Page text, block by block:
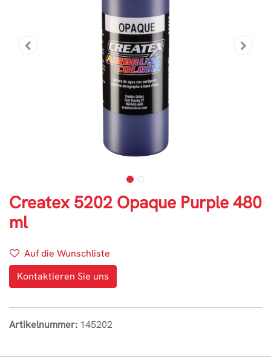
Createx 5202 Opaque Purple 480
ml
Auf die Wunschliste
Kontaktieren Sie uns
Artikelnummer: 145202